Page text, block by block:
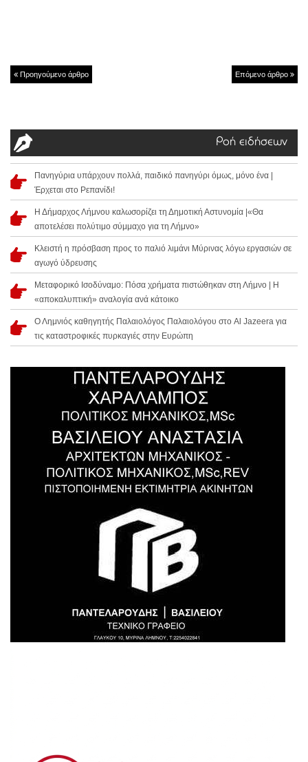
Προηγούμενο άρθρο Επόμενο άρθρο
Ροή ειδήσεων
Πανηγύρια υπάρχουν πολλά, παιδικό πανηγύρι όμως, μόνο ένα |
Έρχεται στο Ρεπανίδι!
Η Δήμαρχος Λήμνου καλωσορίζει τη Δημοτική Αστυνομία |«Θα
αποτελέσει πολύτιμο σύμμαχο για τη Λήμνο»
Κλειστή η πρόσβαση προς το παλιό λιμάνι Μύρινας λόγω εργασιών σε
αγωγό ύδρευσης
Μεταφορικό Ισοδύναμο: Πόσα χρήματα πιστώθηκαν στη Λήμνο | Η
«αποκαλυπτική» αναλογία ανά κάτοικο
Ο Λημνιός καθηγητής Παλαιολόγος Παλαιολόγου στο Al Jazeera για
τις καταστροφικές πυρκαγιές στην Ευρώπη